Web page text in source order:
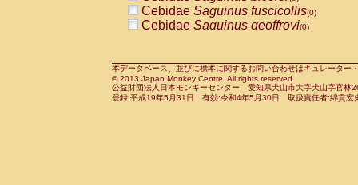
CercopithecidaeCercocebus
CercopithecidaeCercocebushybrid
CercopithecidaePapio anubis(0)
CercopithecidaePapio cynocephalus
CercopithecidaePapio hamadryas(0)
Cebidae Saguinus fuscicollis(0)
Cebidae Saguinus geoffroyi(0)
CebidaeSaguinus leucopus(0)
CebidaeSaguinus midas(0)
Cebidae Saguinus mystax(0)
本データベース、並びに標本に関するお問い合わせはキュレータ
© 2013 Japan Monkey Centre. All rights reserved.
公益財団法人日本モンキーセンター 愛知県犬山市大字犬山字官
登録:平成19年5月31日 有効:令和4年5月30日 取扱責任者:綿貫宏